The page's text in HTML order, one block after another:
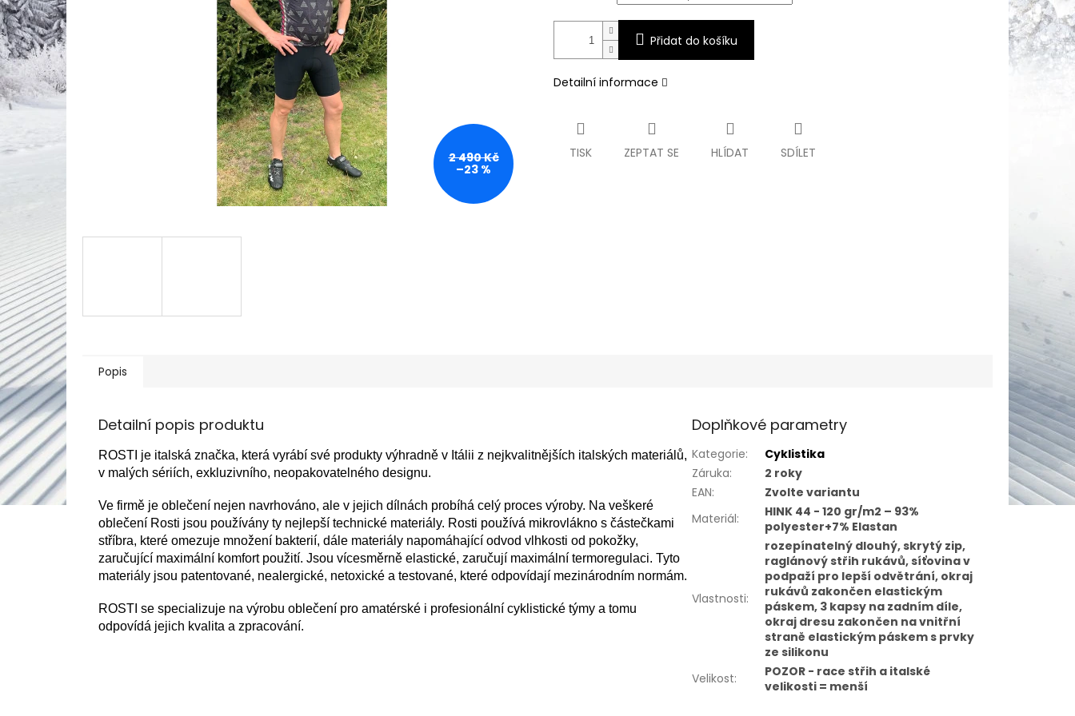
2 490 Kč
–23 %
Přidat do košíku
Detailní informace
TISK ZEPTAT SE HLÍDAT SDÍLET
Popis
Detailní popis produktu
ROSTI je italská značka, která vyrábí své produkty výhradně v Itálii z nejkvalitnějších italských materiálů,
v malých sériích, exkluzivního, neopakovatelného designu.
Ve firmě je oblečení nejen navrhováno, ale v jejich dílnách probíhá celý proces výroby. Na veškeré
oblečení Rosti jsou používány ty nejlepší technické materiály. Rosti používá mikrovlákno s částečkami
stříbra, které omezuje množení bakterií, dále materiály napomáhající odvod vlhkosti od pokožky,
zaručující maximální komfort použití. Jsou vícesměrně elastické, zaručují maximální termoregulaci. Tyto
materiály jsou patentované, nealergické, netoxické a testované, které odpovídají mezinárodním normám.
ROSTI se specializuje na výrobu oblečení pro amatérské i profesionální cyklistické týmy a tomu
odpovídá jejich kvalita a zpracování.
Doplňkové parametry
Kategorie:
Cyklistika
Záruka:
2 roky
EAN:
Zvolte variantu
Materiál:
HINK 44 - 120 gr/m2 – 93%
polyester+7% Elastan
Vlastnosti:
rozepínatelný dlouhý, skrytý zip,
raglánový střih rukávů, síťovina v
podpaží pro lepší odvětrání, okraj
rukávů zakončen elastickým
páskem, 3 kapsy na zadním díle,
okraj dresu zakončen na vnitřní
straně elastickým páskem s prvky
ze silikonu
Velikost:
POZOR - race střih a italské
velikosti = menší